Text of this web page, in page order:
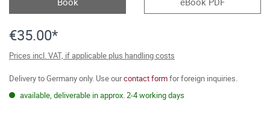
€35.00*
Prices incl. VAT, if applicable plus handling costs
Delivery to Germany only. Use ourcontact formfor foreign inquiries.
available, deliverable in approx. 2-4 working days